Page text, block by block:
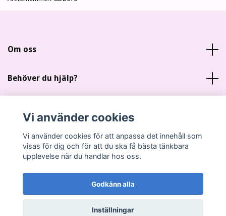
Om oss
Behöver du hjälp?
Sociala medier
© 2026 Miankas Scrap
Vi använder cookies
Vi använder cookies för att anpassa det innehåll som
visas för dig och för att du ska få bästa tänkbara
upplevelse när du handlar hos oss.
Godkänn alla
Inställningar